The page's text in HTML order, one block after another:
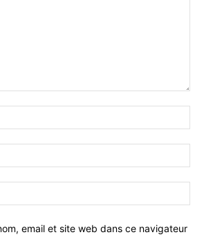
email et site web dans ce navigateur